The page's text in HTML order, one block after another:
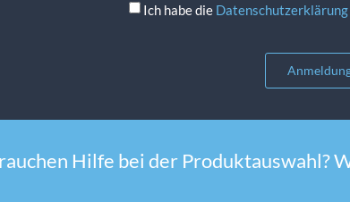
Ich habe die
Hilfe bei der Produktauswahl?